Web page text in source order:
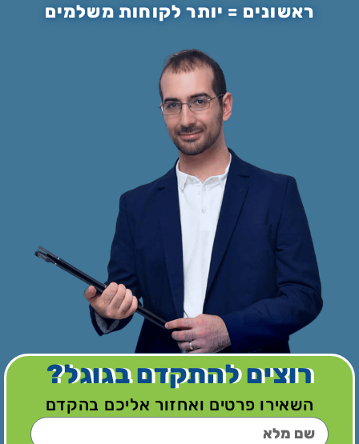
ראשונים = יותר לקוחות משלמים
רוצים להתקדם בגוגל?
השאירו פרטים ואחזור אליכם בהקדם